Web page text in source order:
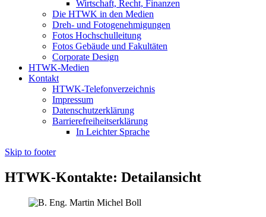
Wirtschaft, Recht, Finanzen
Die HTWK in den Medien
Dreh- und Fotogenehmigungen
Fotos Hochschulleitung
Fotos Gebäude und Fakultäten
Corporate Design
HTWK-Medien
Kontakt
HTWK-Telefonverzeichnis
Impressum
Datenschutzerklärung
Barrierefreiheitserklärung
In Leichter Sprache
Skip to footer
HTWK-Kontakte: Detailansicht